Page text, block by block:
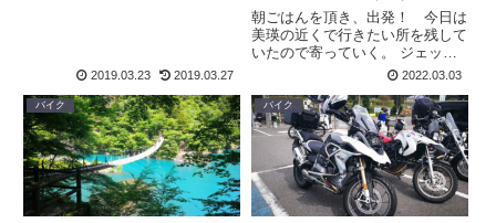
でに居なかった ...
2019.03.23 2019.03.27
（2018/07/16）
朝ごはんを頂き、出発！ 今日は
美瑛の近くで行きたい所を残して
いたので寄っていく。 ジェット
コースターの路 北海道ツーリン
コースターの所だ！ぼくのスマホ
では望遠効果無いので迫力はガタ
落ち！ｗ。でもあれですよ大阪
2022.03.03
バイク バイク